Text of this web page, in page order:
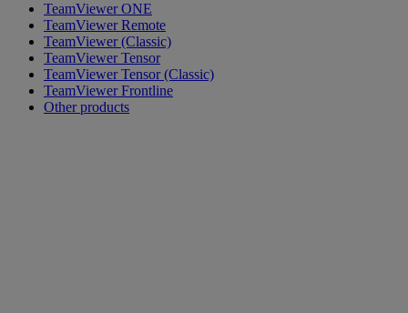
TeamViewer ONE
TeamViewer Remote
TeamViewer (Classic)
TeamViewer Tensor
TeamViewer Tensor (Classic)
TeamViewer Frontline
Other products